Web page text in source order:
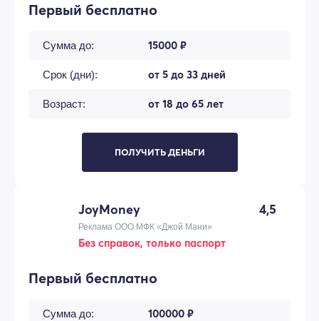
Первый бесплатно
Сумма до: 15000 ₽
Срок (дни): от 5 до 33 дней
Возраст: от 18 до 65 лет
ПОЛУЧИТЬ ДЕНЬГИ
JoyMoney 4,5
Реклама ООО МФК «Джой Мани»
Без справок, только паспорт
Первый бесплатно
Сумма до: 100000 ₽